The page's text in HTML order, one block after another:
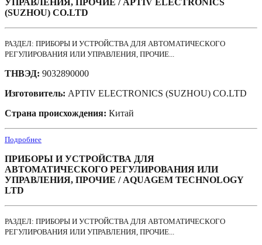
(SUZHOU) CO.LTD
РАЗДЕЛ: ПРИБОРЫ И УСТРОЙСТВА ДЛЯ АВТОМАТИЧЕСКОГО
РЕГУЛИРОВАНИЯ ИЛИ УПРАВЛЕНИЯ, ПРОЧИЕ...
ТНВЭД: 9032890000
Изготовитель: APTIV ELECTRONICS (SUZHOU) CO.LTD
Страна происхождения: Китай
Подробнее
ПРИБОРЫ И УСТРОЙСТВА ДЛЯ
АВТОМАТИЧЕСКОГО РЕГУЛИРОВАНИЯ ИЛИ
УПРАВЛЕНИЯ, ПРОЧИЕ / AQUAGEM TECHNOLOGY
LTD
РАЗДЕЛ: ПРИБОРЫ И УСТРОЙСТВА ДЛЯ АВТОМАТИЧЕСКОГО
РЕГУЛИРОВАНИЯ ИЛИ УПРАВЛЕНИЯ, ПРОЧИЕ...